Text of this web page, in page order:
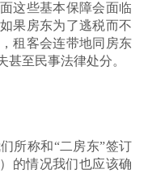
这些基本保障会面临
果房东为了逃税而不
租客会连带地同房东
至民事法律处分。
所称和“二房东”签订
）的情况我们也应该确